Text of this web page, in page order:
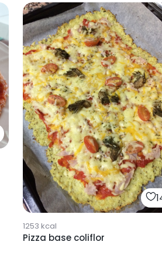
1253 kcal
Pizza base coliflor